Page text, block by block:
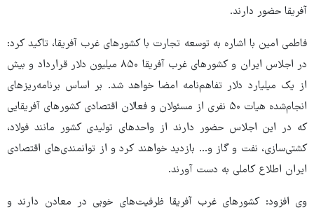
آفریقا حضور دارند.
فاطمی امین با اشاره به توسعه تجارت با کشورهای غرب آفریقا، تاکید کرد:
در اجلاس ایران و کشورهای غرب آفریقا ۸۵۰ میلیون دلار قرارداد و بیش
از یک میلیارد دلار تفاهم‌نامه امضا خواهد شد. بر اساس برنامه‌ریزهای
انجام‌شده هیات ۵۰ نفری از مسئولان و فعالان اقتصادی کشورهای آفریقایی
که در این اجلاس حضور دارند از واحدهای تولیدی کشور مانند فولاد،
کشتی‌سازی، نفت و گاز و... بازدید خواهند کرد و از توانمندی‌های اقتصادی
ایران اطلاع کاملی به دست آورند.
وی افزود: کشورهای غرب آفریقا ظرفیت‌های خوبی در معادن دارند و